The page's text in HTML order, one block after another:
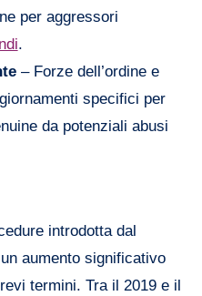
per aggressori
.
– Forze dell’ordine e
specifici per
da potenziali abusi
introdotta dal
aumento significativo
termini. Tra il 2019 e il